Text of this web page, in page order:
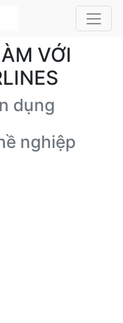
VỚI
dụng
nghiệp